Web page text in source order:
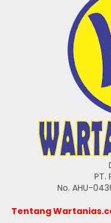
PT.
No. AHU-
Tentang